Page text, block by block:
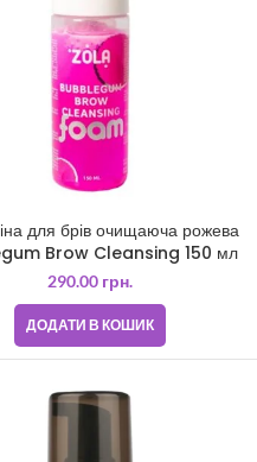
для брів очищаюча рожева
Brow Cleansing 150 мл
290.00 грн.
ДОДАТИ В КОШИК